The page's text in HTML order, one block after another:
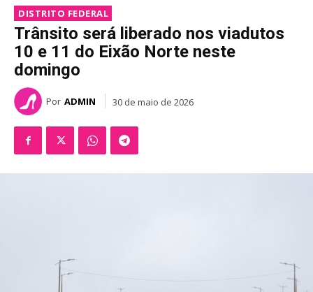
DISTRITO FEDERAL
Trânsito será liberado nos viadutos
10 e 11 do Eixão Norte neste
domingo
Por ADMIN 30 de maio de 2026